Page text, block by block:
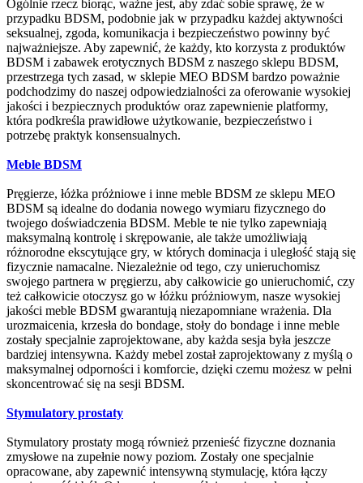
Ogólnie rzecz biorąc, ważne jest, aby zdać sobie sprawę, że w
przypadku BDSM, podobnie jak w przypadku każdej aktywności
seksualnej, zgoda, komunikacja i bezpieczeństwo powinny być
najważniejsze. Aby zapewnić, że każdy, kto korzysta z produktów
BDSM i zabawek erotycznych BDSM z naszego sklepu BDSM,
przestrzega tych zasad, w sklepie MEO BDSM bardzo poważnie
podchodzimy do naszej odpowiedzialności za oferowanie wysokiej
jakości i bezpiecznych produktów oraz zapewnienie platformy,
która podkreśla prawidłowe użytkowanie, bezpieczeństwo i
potrzebę praktyk konsensualnych.
Meble BDSM
Pręgierze, łóżka próżniowe i inne meble BDSM ze sklepu MEO
BDSM są idealne do dodania nowego wymiaru fizycznego do
twojego doświadczenia BDSM. Meble te nie tylko zapewniają
maksymalną kontrolę i skrępowanie, ale także umożliwiają
różnorodne ekscytujące gry, w których dominacja i uległość stają się
fizycznie namacalne. Niezależnie od tego, czy unieruchomisz
swojego partnera w pręgierzu, aby całkowicie go unieruchomić, czy
też całkowicie otoczysz go w łóżku próżniowym, nasze wysokiej
jakości meble BDSM gwarantują niezapomniane wrażenia. Dla
urozmaicenia, krzesła do bondage, stoły do bondage i inne meble
zostały specjalnie zaprojektowane, aby każda sesja była jeszcze
bardziej intensywna. Każdy mebel został zaprojektowany z myślą o
maksymalnej odporności i komforcie, dzięki czemu możesz w pełni
skoncentrować się na sesji BDSM.
Stymulatory prostaty
Stymulatory prostaty mogą również przenieść fizyczne doznania
zmysłowe na zupełnie nowy poziom. Zostały one specjalnie
opracowane, aby zapewnić intensywną stymulację, która łączy